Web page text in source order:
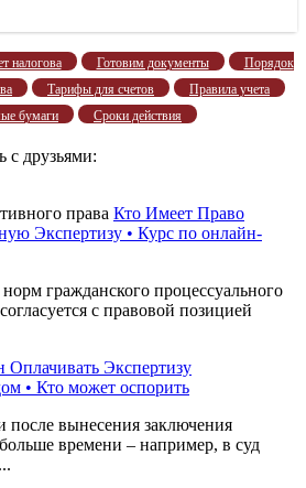
налогова Готовим документы
Порядок
Тарифы для счетов
Правила учета
бумаги
Сроки действия
с друзьями:
Кто Имеет Право
Экспертизу • Курс по онлайн-
гражданского процессуального
с правовой позицией
Оплачивать Экспертизу
• Кто может оспорить
после вынесения заключения
времени – например, в суд